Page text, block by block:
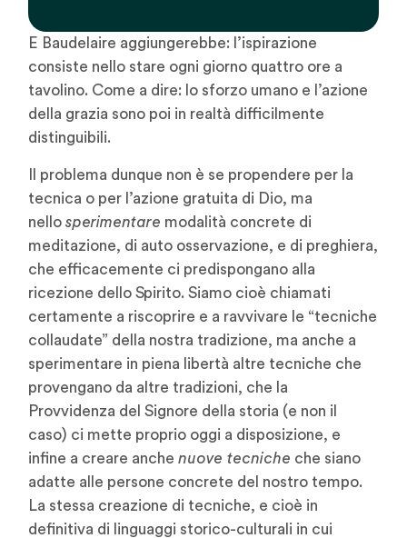
E Baudelaire aggiungerebbe: l’ispirazione
consiste nello stare ogni giorno quattro ore a
tavolino. Come a dire: lo sforzo umano e l’azione
della grazia sono poi in realtà difficilmente
distinguibili.
Il problema dunque non è se propendere per la
tecnica o per l’azione gratuita di Dio, ma
nellosperimentare modalità concrete di
meditazione, di auto osservazione, e di preghiera,
che efficacemente ci predispongano alla
ricezione dello Spirito. Siamo cioè chiamati
certamente a riscoprire e a ravvivare le “tecniche
collaudate” della nostra tradizione, ma anche a
sperimentare in piena libertà altre tecniche che
provengano da altre tradizioni, che la
Provvidenza del Signore della storia (e non il
caso) ci mette proprio oggi a disposizione, e
infine a creare anchenuove tecniche che siano
adatte alle persone concrete del nostro tempo.
La stessa creazione di tecniche, e cioè in
definitiva di linguaggi storico-culturali in cui